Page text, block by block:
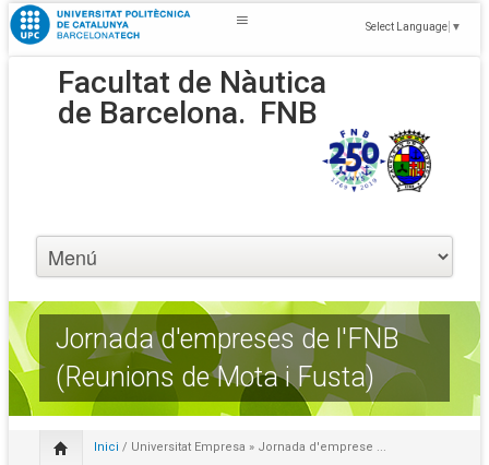
Select Language ▼
Facultat de Nàutica
de Barcelona. FNB
Jornada d'empreses de l'FNB
(Reunions de Mota i Fusta)
Inici / Universitat Empresa » Jornada d'emprese ...